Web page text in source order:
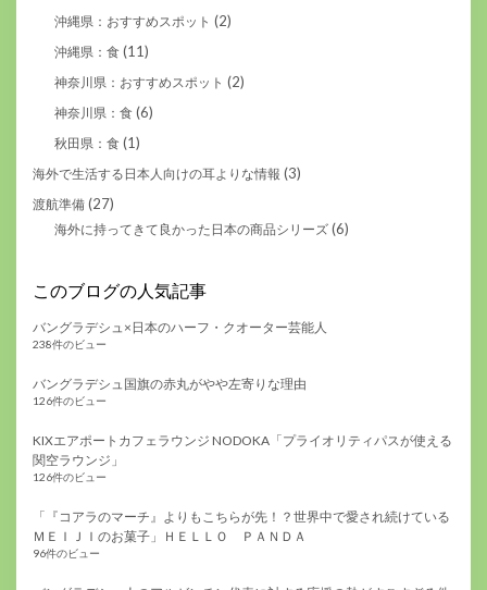
沖縄県：おすすめスポット (2)
沖縄県：食 (11)
神奈川県：おすすめスポット (2)
神奈川県：食 (6)
秋田県：食 (1)
海外で生活する日本人向けの耳よりな情報 (3)
渡航準備 (27)
海外に持ってきて良かった日本の商品シリーズ (6)
このブログの人気記事
バングラデシュ×日本のハーフ・クオーター芸能人
238件のビュー
バングラデシュ国旗の赤丸がやや左寄りな理由
126件のビュー
KIXエアポートカフェラウンジ NODOKA「プライオリティパスが使える
関空ラウンジ」
126件のビュー
「『コアラのマーチ』よりもこちらが先！？世界中で愛され続けている
ＭＥＩＪＩのお菓子」ＨＥＬＬＯ ＰＡＮＤＡ
96件のビュー